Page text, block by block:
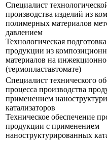
Специалист
производства изделий из
полимерных материалов
давлением
Технологическая
продукции из
материалов на
(термопластавтомате)
Специалист технического
процесса производства
применением
катализаторов
Техническое обеспечение
продукции с применением
наноструктурированных